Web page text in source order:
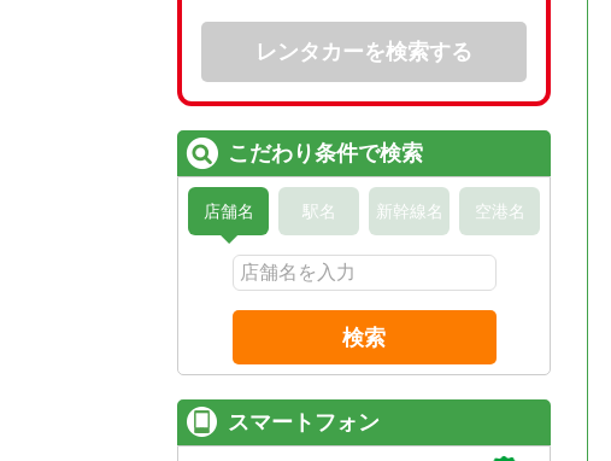
レンタカーを検索する
こだわり条件で検索
店舗名 駅名 新幹線名 空港名
検索
スマートフォン